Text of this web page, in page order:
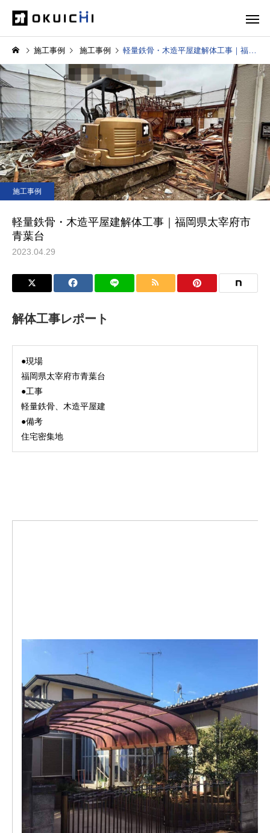
施工事例 施工事例 軽量鉄骨・木造平屋建解体工事｜福岡県太宰府市青葉台
施工事例
軽量鉄骨・木造平屋建解体工事｜福岡県太宰府市
青葉台
2023.04.29
解体工事レポート
●現場
福岡県太宰府市青葉台
●工事
軽量鉄骨、木造平屋建
●備考
住宅密集地